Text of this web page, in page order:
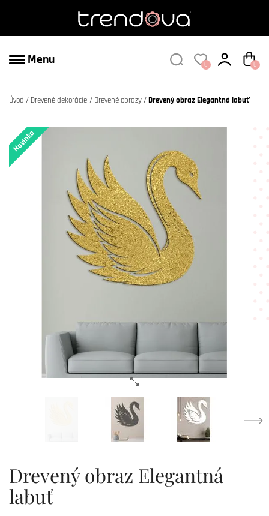
Menu 0 0
Úvod Drevené dekorácie Drevené obrazy Drevený obraz Elegantná labuť
Novinka
Drevený obraz Elegantná
labuť